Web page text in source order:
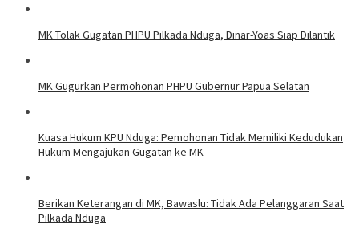
MK Tolak Gugatan PHPU Pilkada Nduga, Dinar-Yoas Siap Dilantik
MK Gugurkan Permohonan PHPU Gubernur Papua Selatan
Kuasa Hukum KPU Nduga: Pemohonan Tidak Memiliki Kedudukan
Hukum Mengajukan Gugatan ke MK
Berikan Keterangan di MK, Bawaslu: Tidak Ada Pelanggaran Saat
Pilkada Nduga